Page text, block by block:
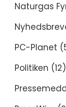
Naturgas
PC-Planet
Politiken (12)